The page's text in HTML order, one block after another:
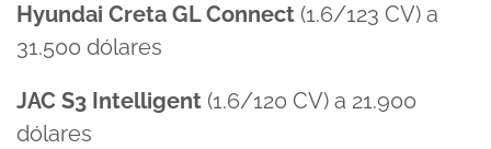
Hyundai Creta GL Connect (1.6/123 CV) a
31.500 dólares
JAC S3 Intelligent (1.6/120 CV) a 21.900
dólares